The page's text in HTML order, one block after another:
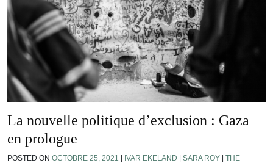
La nouvelle politique d’exclusion : Gaza
en prologue
POSTED ON OCTOBRE 25, 2021 IVAR EKELAND SARA ROY
THE